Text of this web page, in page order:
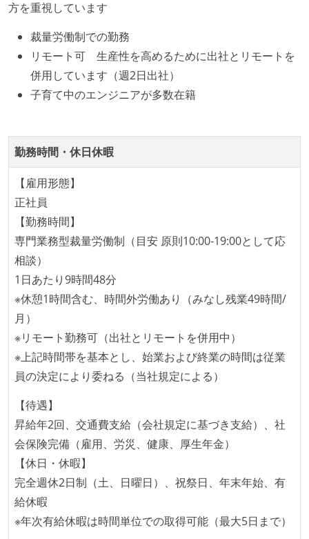
ながら、納期または盛り込む機能を柔軟に調整する形
で行う
コード品質向上のための取り組み
本番にデプロイされるコードには、全てコードレビュ
観をメンバー全員が共有しており、日常的に実施して
いる
何らかのコーディング規約をチーム全体で遵守するよ
うにしている
提出されたコードには自動的にリグレッションテスト
が実行される環境が構築されている
コード品質評価ツールを導入して、メンバーが常に確
認できるようにしている
テストの実施度
ほとんどのプロダクトコードに単体テストを記述、実
施している
ほとんどの機能に受け入れテストを記述、実施してい
る
機能の実装と同時にテストコードを記述している
想定される複数環境での品質チェックを義務づけてい
る
アジャイル実践状況
1ヶ月以下の短い期間でのイテレーション開発を実践
している
方を重視しています
裁量労働制での勤務
リモート可 生産性を高めるために出社とリモートを
併用しています（週2日出社）
子育て中のエンジニアが多数在籍
勤務時間・休日休暇
【雇用形態】
正社員
【勤務時間】
専門業務型裁量労働制（目安 原則10:00-19:00として応
相談）
1日あたり9時間48分
※休憩1時間含む、時間外労働あり（みなし残業49時間/
月）
※リモート勤務可（出社とリモートを併用中）
※上記時間帯を基本とし、始業および終業の時間は従業
員の決定により委ねる（当社規定による）
【待遇】
昇給年2回、交通費支給（会社規定に基づき支給）、社
会保険完備（雇用、労災、健康、厚生年金）
【休日・休暇】
完全週休2日制（土、日曜日）、祝祭日、年末年始、有
給休暇
※年次有給休暇は時間単位での取得可能（最大5日まで）